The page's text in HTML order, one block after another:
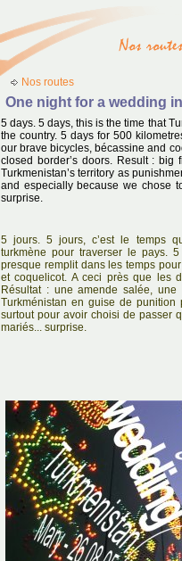
Nos routes
One night for a wedding
5 days. 5 days, this is the time that
the country. 5 days for 500
our brave bicycles, bécassine and
closed border’s doors. Result :
Turkmenistan’s territory as
and especially because we chose
surprise.
5 jours. 5 jours, c’est le temps
turkmène pour traverser le pays.
presque remplit dans les temps
et coquelicot. A ceci près que les
Résultat : une amende salée,
Turkménistan en guise de
surtout pour avoir choisi de passer
mariés... surprise.